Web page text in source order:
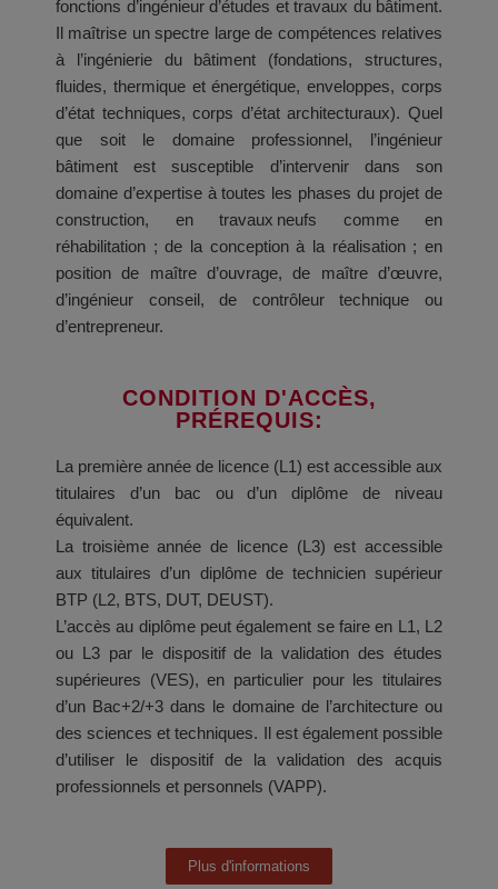
fonctions d’ingénieur d’études et travaux du bâtiment.
Il maîtrise un spectre large de compétences relatives
à l’ingénierie du bâtiment (fondations, structures,
fluides, thermique et énergétique, enveloppes, corps
d’état techniques, corps d’état architecturaux). Quel
que soit le domaine professionnel, l’ingénieur
bâtiment est susceptible d’intervenir dans son
domaine d’expertise à toutes les phases du projet de
construction, en travaux neufs comme en
réhabilitation ; de la conception à la réalisation ; en
position de maître d’ouvrage, de maître d’œuvre,
d’ingénieur conseil, de contrôleur technique ou
d’entrepreneur.
CONDITION D'ACCÈS,
PRÉREQUIS:​
La première année de licence (L1) est accessible aux
titulaires d’un bac ou d’un diplôme de niveau
équivalent.
La troisième année de licence (L3) est accessible
aux titulaires d’un diplôme de technicien supérieur
BTP (L2, BTS, DUT, DEUST).
L’accès au diplôme peut également se faire en L1, L2
ou L3 par le dispositif de la validation des études
supérieures (VES), en particulier pour les titulaires
d’un Bac+2/+3 dans le domaine de l’architecture ou
des sciences et techniques. Il est également possible
d’utiliser le dispositif de la validation des acquis
professionnels et personnels (VAPP).
Plus d'informations